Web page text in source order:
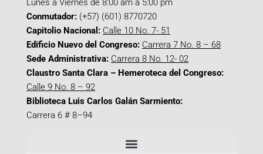
Lunes a Viernes de 8:00 am a 5:00 pm
Conmutador: (+57) (601) 8770720
Capitolio Nacional: Calle 10 No. 7- 51
Edificio Nuevo del Congreso: Carrera 7 No. 8 – 68
Sede Administrativa: Carrera 8 No. 12- 02
Claustro Santa Clara – Hemeroteca del Congreso:
Calle 9 No. 8 – 92
Biblioteca Luis Carlos Galán Sarmiento:
Carrera 6 # 8–94